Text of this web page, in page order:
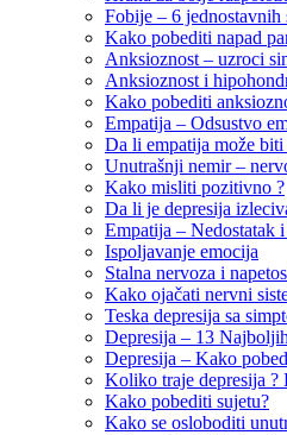
Fobije – 6 jednostavnih
Kako pobediti napad
Anksioznost – uzroci
Anksioznost i
Kako pobediti
Empatija – Odsustvo
Da li empatija može biti
Unutrašnji nemir –
Kako misliti pozitivno ?
Da li je depresija
Empatija – Nedostatak
Ispoljavanje emocija
Stalna nervoza i
Kako ojačati nervni
Teska depresija sa
Depresija – 13
Depresija – Kako
Koliko traje depresija ?
Kako pobediti sujetu?
Kako se osloboditi